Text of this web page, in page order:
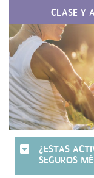
CLASE Y
¿ESTAS
SEGUROS